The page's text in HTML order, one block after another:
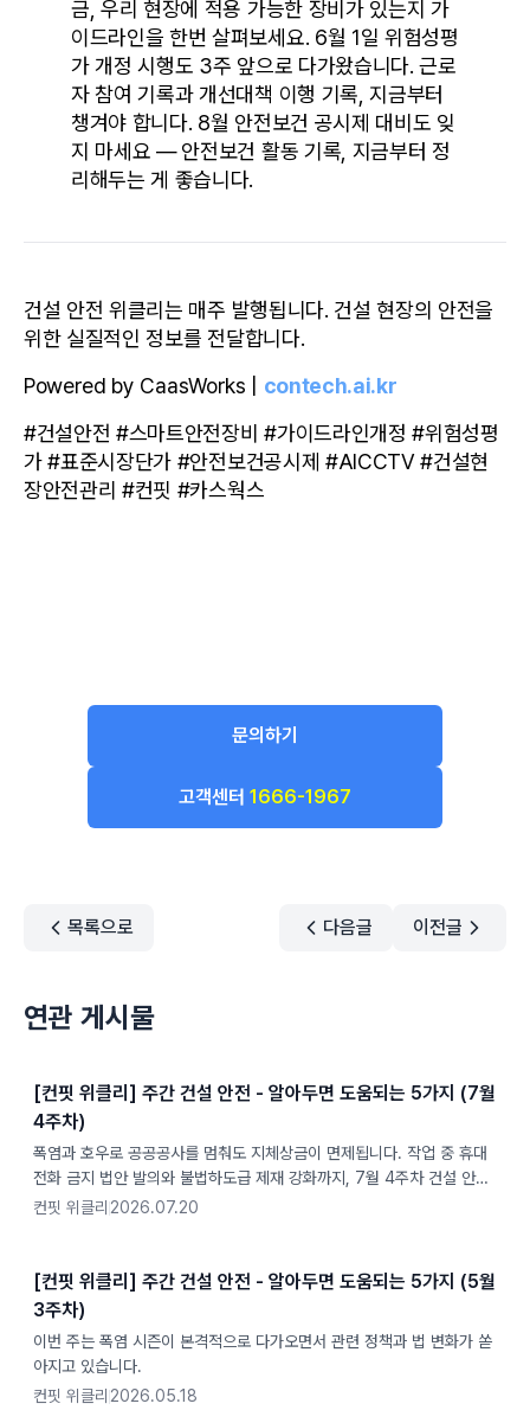
금, 우리 현장에 적용 가능한 장비가 있는지 가
이드라인을 한번 살펴보세요. 6월 1일 위험성평
가 개정 시행도 3주 앞으로 다가왔습니다. 근로
자 참여 기록과 개선대책 이행 기록, 지금부터
챙겨야 합니다. 8월 안전보건 공시제 대비도 잊
지 마세요 — 안전보건 활동 기록, 지금부터 정
리해두는 게 좋습니다.
건설 안전 위클리는 매주 발행됩니다. 건설 현장의 안전을
위한 실질적인 정보를 전달합니다.
Powered by CaasWorks | contech.ai.kr
#건설안전 #스마트안전장비 #가이드라인개정 #위험성평
가 #표준시장단가 #안전보건공시제 #AICCTV #건설현
장안전관리 #컨핏 #카스웍스
문의하기
고객센터 1666-1967
목록으로 다음글 이전글
연관 게시물
[컨핏 위클리] 주간 건설 안전 - 알아두면 도움되는 5가지 (7월
4주차)
폭염과 호우로 공공공사를 멈춰도 지체상금이 면제됩니다. 작업 중 휴대
전화 금지 법안 발의와 불법하도급 제재 강화까지, 7월 4주차 건설 안전
뉴스 5가지를 현장 관점에서 정리했습니다.
컨핏 위클리 2026.07.20
[컨핏 위클리] 주간 건설 안전 - 알아두면 도움되는 5가지 (5월
3주차)
이번 주는 폭염 시즌이 본격적으로 다가오면서 관련 정책과 법 변화가 쏟
아지고 있습니다.
컨핏 위클리 2026.05.18